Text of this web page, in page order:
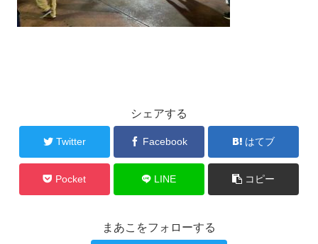
シェアする
Twitter Facebook はてブ
Pocket LINE コピー
まあこをフォローする